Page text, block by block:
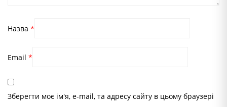
Назва *
Email *
Зберегти моє ім'я, e-mail, та адресу сайту в цьому браузері